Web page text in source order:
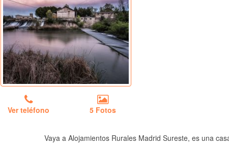
Ver teléfono 5 Fotos
Vaya a Alojamientos Rurales Madrid Sureste, es una